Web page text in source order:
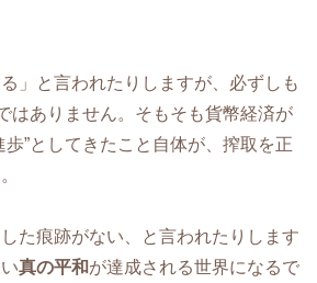
」と言われたりしますが、必ずしも
はありません。そもそも貨幣経済が
歩”としてきたこと自体が、搾取を正
た痕跡がない、と言われたりします
真の平和が達成される世界になるで